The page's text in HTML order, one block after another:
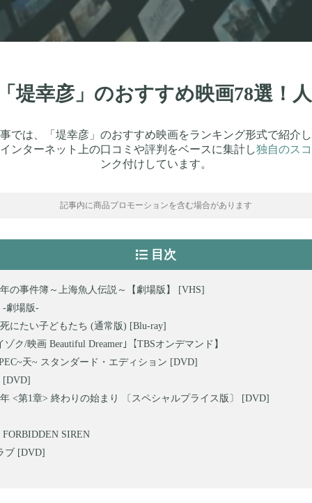
堤幸彦」のおすすめ映画78選！
では、「堤幸彦」のおすすめ映画をランキング形式で紹介
ンターネット上の口コミや評判をベースに集計し独自のス
ンク付けしています。
記事内に商品プロモーションを含む場合があります
目次
の事件簿～上海魚人伝説～【劇場版】 [VHS]
-劇場版-
にたい子どもたち (通常版) [Blu-ray]
ゾク/映画 Beautiful Dreamer｣【TBSオンデマンド】
天~ スタンダード・エディション [DVD]
[DVD]
<第1章> 終わりの始まり 〔スペシャルプライス版〕 [DVD]
SIREN
ブ [DVD]